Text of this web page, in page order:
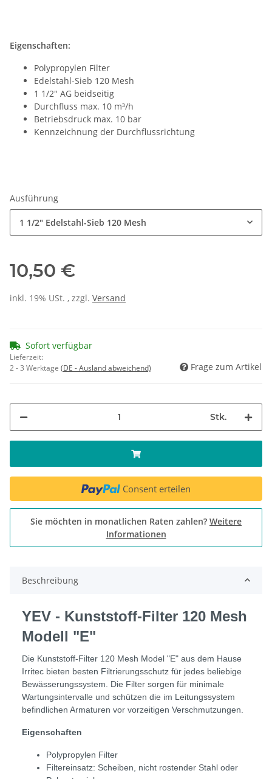
Eigenschaften:
Polypropylen Filter
Edelstahl-Sieb 120 Mesh
1 1/2" AG beidseitig
Durchfluss max. 10 m³/h
Betriebsdruck max. 10 bar
Kennzeichnung der Durchflussrichtung
Ausführung
1 1/2" Edelstahl-Sieb 120 Mesh
10,50 €
inkl. 19% USt. , zzgl. Versand
Sofort verfügbar
Lieferzeit:
2 - 3 Werktage (DE - Ausland abweichend) Frage zum Artikel
Stk.
Consent erteilen
Sie möchten in monatlichen Raten zahlen? Weitere
Informationen
Beschreibung
YEV - Kunststoff-Filter 120 Mesh
Modell "E"
Die Kunststoff-Filter 120 Mesh Model "E" aus dem Hause
Irritec bieten besten Filtrierungsschutz für jedes beliebige
Bewässerungssystem. Die Filter sorgen für minimale
Wartungsintervalle und schützen die im Leitungssystem
befindlichen Armaturen vor vorzeitigen Verschmutzungen.
Eigenschaften
Polypropylen Filter
Filtereinsatz: Scheiben, nicht rostender Stahl oder